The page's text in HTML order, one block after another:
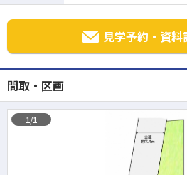
見学予約・資料
間取・区画
1/1